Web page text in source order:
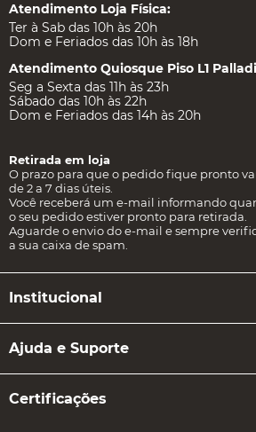
Atendimento Loja Física:
Ter à Sab das 10h às 20h
Dom e Feriados das 10h às 18h
Atendimento Quiosque Piso L1
Seg a Sexta das 11h às 23h
Sábado das 10h às 22h
Dom e Feriados das 14h às 20h
Retirada em loja
O prazo para que o pedido fique pronto
de 2 a 7 dias úteis.
Você receberá um e-mail informando
o seu pedido estiver pronto para retirada.
Aguarde o envio do e-mail e sempre
a sua caixa de spam.
Institucional
Ajuda e Suporte
Certificações